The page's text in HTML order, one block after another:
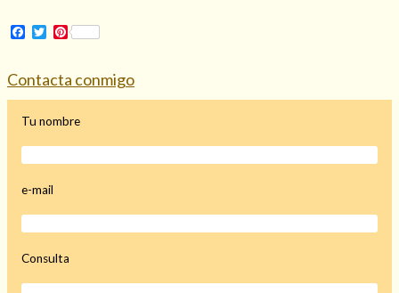
Consulta de tarot online
Facebook
TwitterPinterest
Contacta conmigo
Tu nombre
e-mail
Consulta